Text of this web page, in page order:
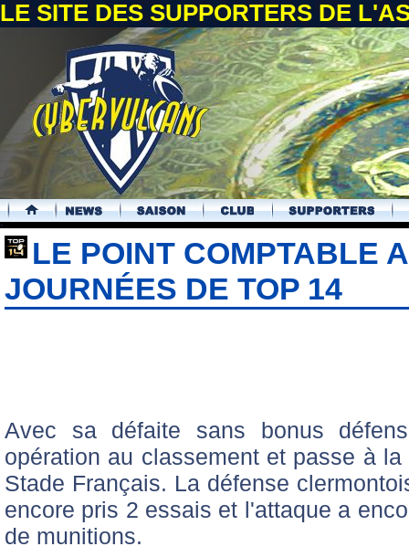
LE SITE DES SUPPORTERS DE
.
LE POINT COMPTABLE
JOURNÉES DE TOP 14
Avec sa défaite sans bonus
opération au classement et passe à
Stade Français. La défense
encore pris 2 essais et l'attaque a
de munitions.